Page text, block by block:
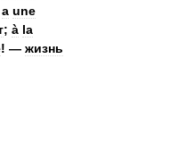
a une
; à la
! — жизнь